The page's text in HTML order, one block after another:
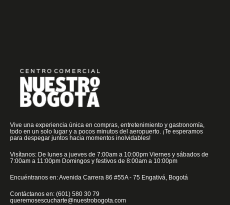
Vive una experiencia única en compras, entretenimiento y gastronomía,
todo en un solo lugar y a pocos minutos del aeropuerto. ¡Te esperamos
para despegar juntos hacia momentos inolvidables!
Visítanos: De lunes a jueves de 7:00am a 10:00pm Viernes y sábados de
7:00am a 11:00pm Domingos y festivos de 8:00am a 10:00pm
Encuéntranos en: Avenida Carrera 86 #55A - 75 Engativá, Bogotá
Contáctanos en: (601) 580 30 79
queremosescucharte@nuestrobogota.com